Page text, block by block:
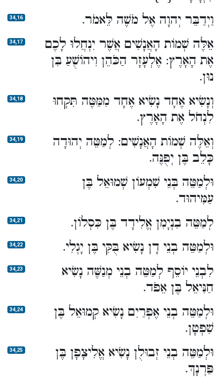
34,16 וַיְדַבֵּר יְהוָה אֶל מֹשֶׁה לֵּאמֹר.
34,17
אֵלֶּה שְׁמוֹת הָאֲנָשִׁים אֲשֶׁר יִנְחֲלוּ לָכֶם
אֶת הָאָרֶץ: אֶלְעָזָר הַכֹּהֵן וִיהוֹשֻׁעַ בִּן
נוּן.
34,18
וְנָשִׂיא אֶחָד נָשִׂיא אֶחָד מִמַּטֶּה תִּקְחוּ
לִנְחֹל אֶת הָאָרֶץ.
34,19
וְאֵלֶּה שְׁמוֹת הָאֲנָשִׁים: לְמַטֵּה יְהוּדָה
כָּלֵב בֶּן יְפֻנֶּה.
34,20
וּלְמַטֵּה בְּנֵי שִׁמְעוֹן שְׁמוּאֵל בֶּן
עַמִּיהוּד.
34,21 לְמַטֵּה בִנְיָמִן אֱלִידָד בֶּן כִּסְלוֹן.
34,22 וּלְמַטֵּה בְנֵי דָן נָשִׂיא בֻּקִּי בֶּן יָגְלִי.
34,23
לִבְנֵי יוֹסֵף לְמַטֵּה בְנֵי מְנַשֶּׁה נָשִׂיא
חַנִּיאֵל בֶּן אֵפֹד.
34,24
וּלְמַטֵּה בְנֵי אֶפְרַיִם נָשִׂיא קְמוּאֵל בֶּן
שִׁפְטָן.
34,25
וּלְמַטֵּה בְנֵי זְבוּלֻן נָשִׂיא אֱלִיצָפָן בֶּן
פַּרְנָךְ.